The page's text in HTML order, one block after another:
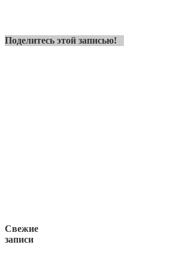
Поделитесь этой записью!
Свежие
записи